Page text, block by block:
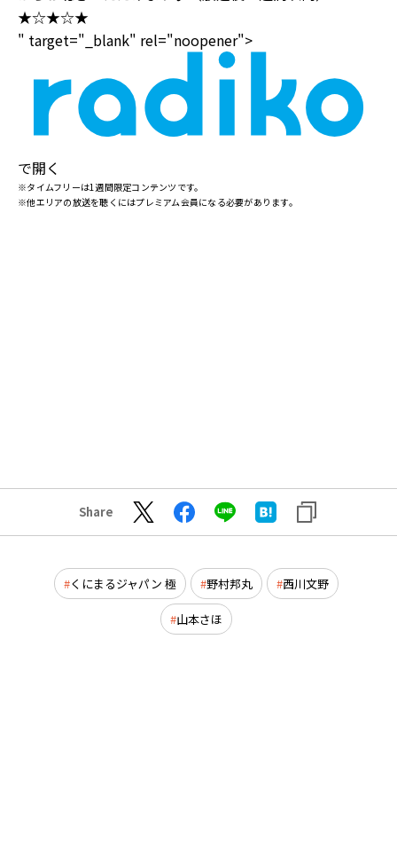
★☆★☆★
" target="_blank" rel="noopener">
で開く
※タイムフリーは1週間限定コンテンツです。
※他エリアの放送を聴くにはプレミアム会員になる必要があります。
Share
くにまるジャパン 極 野村邦丸 西川文野
山本さほ